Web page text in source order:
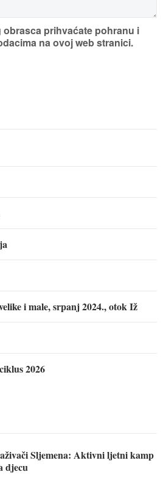
prihvaćate pohranu i
na ovoj web stranici.
i male, srpanj 2024., otok Iž
2026
Sljemena: Aktivni ljetni kamp
djecu